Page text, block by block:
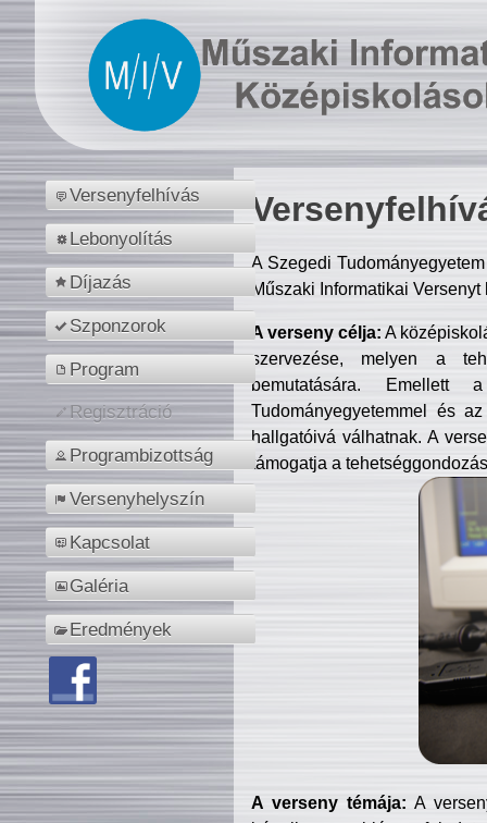
Versenyfelhívás
Lebonyolítás
Díjazás
Szponzorok
Program
Regisztráció
Programbizottság
Versenyhelyszín
Kapcsolat
Galéria
Eredmények
A Szegedi
Műszaki Informatikai
A verseny célja: A
szervezése, melyen a
bemutatására. Emellett
Tudományegyetemmel és
hallgatóivá válhatnak. A
támogatja a
A verseny témája: A